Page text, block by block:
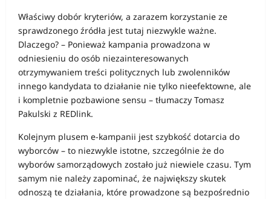
Właściwy dobór kryteriów, a zarazem korzystanie ze
sprawdzonego źródła jest tutaj niezwykle ważne.
Dlaczego? – Ponieważ kampania prowadzona w
odniesieniu do osób niezainteresowanych
otrzymywaniem treści politycznych lub zwolenników
innego kandydata to działanie nie tylko nieefektowne, ale
i kompletnie pozbawione sensu – tłumaczy Tomasz
Pakulski z REDlink.
Kolejnym plusem e-kampanii jest szybkość dotarcia do
wyborców – to niezwykle istotne, szczególnie że do
wyborów samorządowych zostało już niewiele czasu. Tym
samym nie należy zapominać, że największy skutek
odnoszą te działania, które prowadzone są bezpośrednio